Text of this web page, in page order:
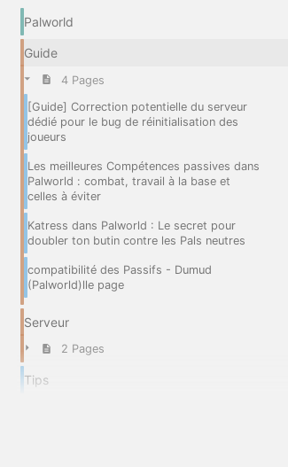
Palworld
Guide
4 Pages
[Guide] Correction potentielle du serveur
dédié pour le bug de réinitialisation des
joueurs
Les meilleures Compétences passives dans
Palworld : combat, travail à la base et
celles à éviter
Katress dans Palworld : Le secret pour
doubler ton butin contre les Pals neutres
compatibilité des Passifs - Dumud
(Palworld)lle page
Serveur
2 Pages
Tips